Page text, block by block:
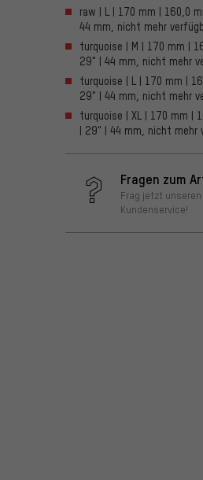
raw | L | 170 mm | 160,0
44 mm, nicht mehr
turquoise | M | 170 mm |
29" | 44 mm, nicht mehr
turquoise | L | 170 mm |
29" | 44 mm, nicht mehr
turquoise | XL | 170 mm |
| 29" | 44 mm, nicht mehr
Fragen zum
Frag jetzt unseren
Kundenservice!